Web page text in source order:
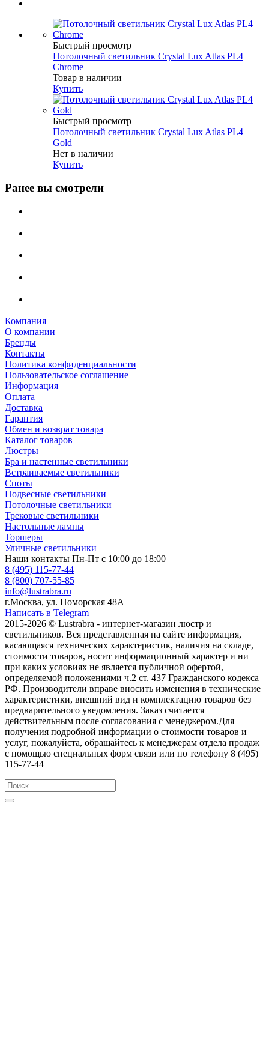
Быстрый просмотр
Потолочный светильник Crystal Lux Atlas PL4
Chrome
Товар в наличии
Купить
Быстрый просмотр
Потолочный светильник Crystal Lux Atlas PL4
Gold
Нет в наличии
Купить
Ранее вы смотрели
Компания
О компании
Бренды
Контакты
Политика конфиденциальности
Пользовательское соглашение
Информация
Оплата
Доставка
Гарантия
Обмен и возврат товара
Каталог товаров
Люстры
Бра и настенные светильники
Встраиваемые светильники
Споты
Подвесные светильники
Потолочные светильники
Трековые светильники
Настольные лампы
Торшеры
Уличные светильники
Наши контакты Пн-Пт с 10:00 до 18:00
8 (495) 115-77-44
8 (800) 707-55-85
info@lustrabra.ru
г.Москва, ул. Поморская 48А
Написать в Telegram
2015-2026 © Lustrabra - интернет-магазин люстр и
светильников. Вся представленная на сайте информация,
касающаяся технических характеристик, наличия на складе,
стоимости товаров, носит информационный характер и ни
при каких условиях не является публичной офертой,
определяемой положениями ч.2 ст. 437 Гражданского кодекса
РФ. Производители вправе вносить изменения в технические
характеристики, внешний вид и комплектацию товаров без
предварительного уведомления. Заказ считается
действительным после согласования с менеджером.Для
получения подробной информации о стоимости товаров и
услуг, пожалуйста, обращайтесь к менеджерам отдела продаж
с помощью специальных форм связи или по телефону 8 (495)
115-77-44